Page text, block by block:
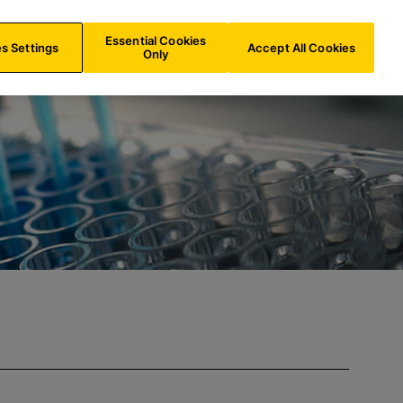
NL/NL
Settings
Essential Cookies
Only
Accept All Cookies